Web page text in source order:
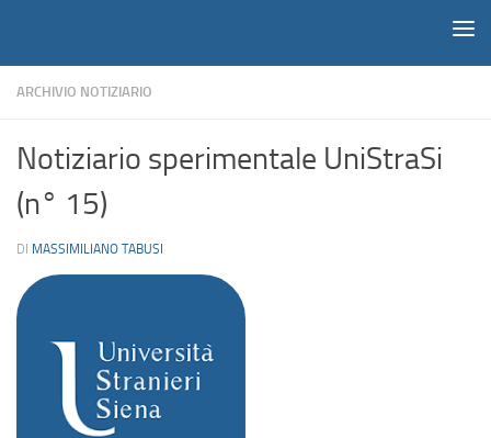
ARCHIVIO NOTIZIARIO
Notiziario sperimentale UniStraSi
(n° 15)
DI MASSIMILIANO TABUSI